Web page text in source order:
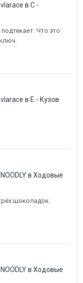
vlarace в C -
Что это
vlarace в E - Кузов
NOODLYв Ходовые
шоколадок.
NOODLYв Ходовые